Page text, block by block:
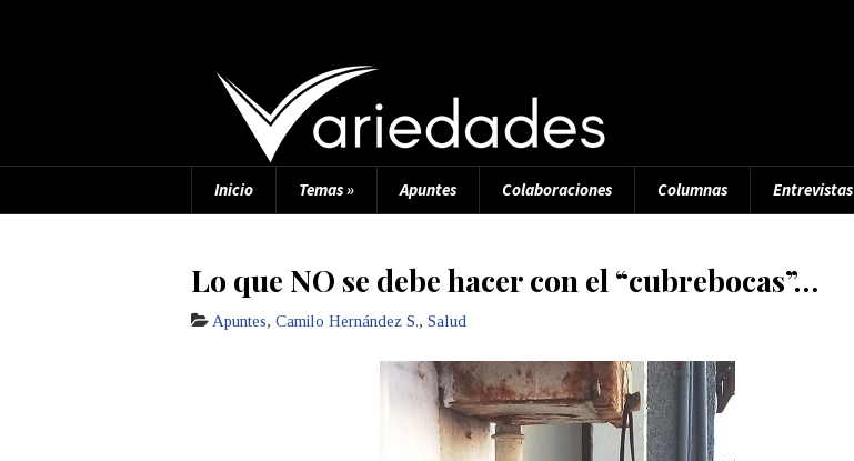
Inicio Temas» Apuntes Colaboraciones Columnas Entrevistas
Lo que NO se debe hacer con el “cubrebocas”…
Apuntes, Camilo Hernández S., Salud